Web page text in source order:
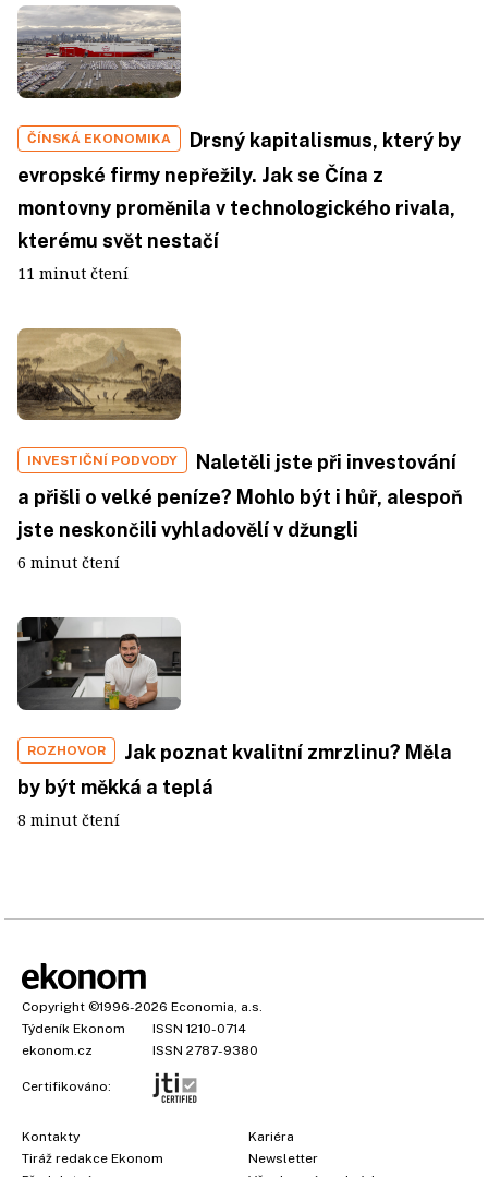
ČÍNSKÁ EKONOMIKA
Drsný kapitalismus, který by
evropské firmy nepřežily. Jak se Čína z
montovny proměnila v technologického rivala,
kterému svět nestačí
11 minut čtení
INVESTIČNÍ PODVODY
Naletěli jste při investování
a přišli o velké peníze? Mohlo být i hůř, alespoň
jste neskončili vyhladovělí v džungli
6 minut čtení
ROZHOVOR
Jak poznat kvalitní zmrzlinu? Měla
by být měkká a teplá
8 minut čtení
Copyright ©1996-2026 Economia, a.s.
Týdeník Ekonom
ISSN 1210-0714
ekonom.cz
ISSN 2787-9380
Certifikováno:
Kontakty
Tiráž redakce Ekonom
Kariéra
Newsletter